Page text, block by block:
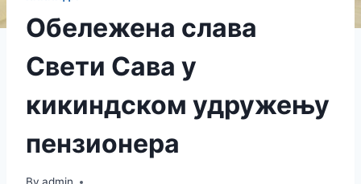
Обележена слава
Свети Сава у
кикиндском удружењу
пензионера